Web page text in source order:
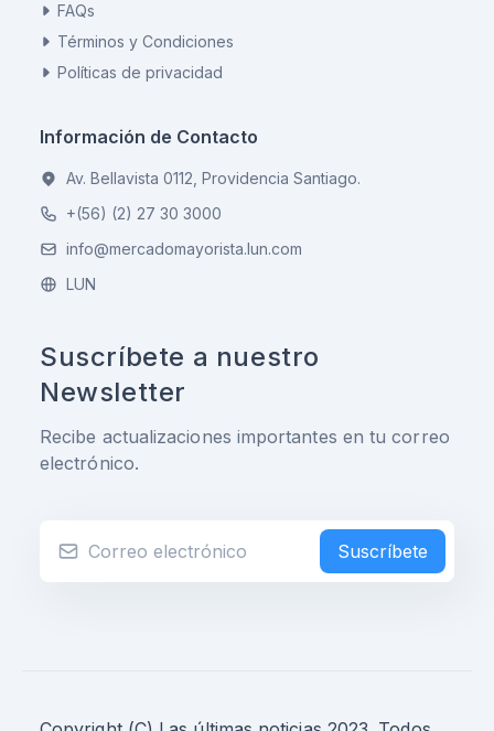
FAQs
Términos y Condiciones
Políticas de privacidad
Información de Contacto
Av. Bellavista 0112, Providencia Santiago.
+(56) (2) 27 30 3000
info@mercadomayorista.lun.com
LUN
Suscríbete a nuestro
Newsletter
Recibe actualizaciones importantes en tu correo
electrónico.
Suscríbete